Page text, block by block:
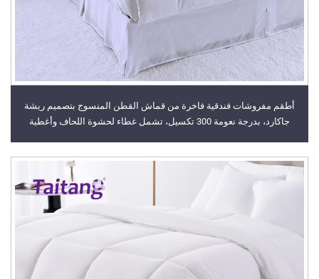
أطقم مفروشات فندقية فاخرة من قماش القطن المنسوج بتصميم ريشة
جاكارد، بدرجة نعومة 300 تكسيل، تشمل غطاء لحشوة اللحاف وأغطية